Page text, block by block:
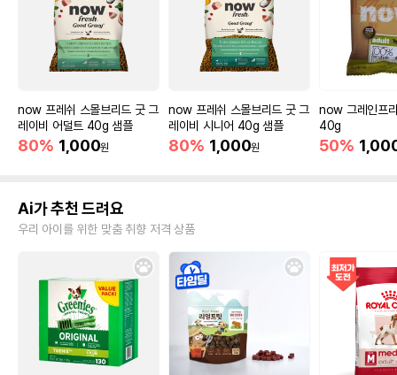
now 프레쉬 스몰브리드 굿 그
레이비 어덜트 40g 샘플
80% 1,000원
now 프레쉬 스몰브리드 굿 그
레이비 시니어 40g 샘플
80% 1,000원
now 그레인프
40g
50%
Ai가 추천 드려요
우리 아이를 위한 맞춤 취향 저격 상품